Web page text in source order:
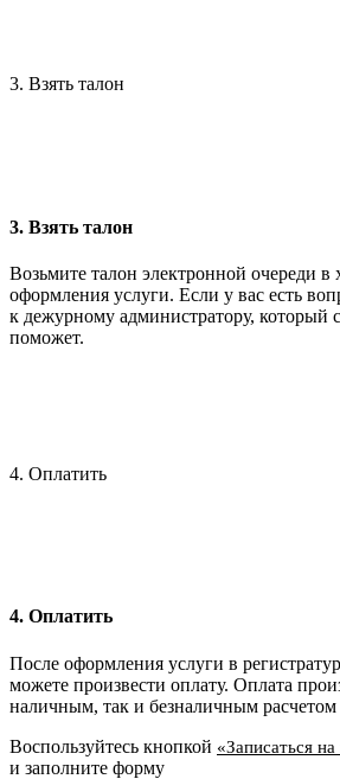
3. Взять талон
3. Взять талон
Возьмите талон электронной очереди в
оформления услуги. Если у вас есть
к дежурному администратору, который
поможет.
4. Оплатить
4. Оплатить
После оформления услуги в
можете произвести оплату. Оплата
наличным, так и безналичным расчетом
Воспользуйтесь кнопкой «Записаться
и заполните форму